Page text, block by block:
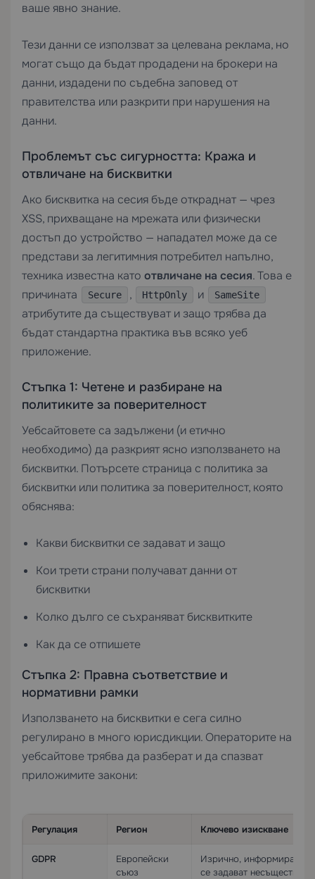
ваше явно знание.
Тези данни се използват за целевана реклама, но
могат също да бъдат продадени на брокери на
данни, издадени по съдебна заповед от
правителства или разкрити при нарушения на
данни.
Проблемът със сигурността: Кража и
отвличане на бисквитки
Ако бисквитка на сесия бъде откраднат — чрез
XSS, прихващане на мрежата или физически
достъп до устройство — нападател може да се
представи за легитимния потребител напълно,
техника известна като отвличане на сесия. Това е
причината
Secure , HttpOnly и SameSite
атрибутите да съществуват и защо трябва да
бъдат стандартна практика във всяко уеб
приложение.
Стъпка 1: Четене и разбиране на
политиките за поверителност
Уебсайтовете са задължени (и етично
необходимо) да разкрият ясно използването на
бисквитки. Потърсете страница с политика за
бисквитки или политика за поверителност, която
обяснява:
Какви бисквитки се задават и защо
Кои трети страни получават данни от
бисквитки
Колко дълго се съхраняват бисквитките
Как да се отпишете
Стъпка 2: Правна съответствие и
нормативни рамки
Използването на бисквитки е сега силно
регулирано в много юрисдикции. Операторите на
уебсайтове трябва да разберат и да спазват
приложимите закони:
Регулация Регион Ключево изискване
GDPR
Европейски
съюз
Изрично, информирано
се задават